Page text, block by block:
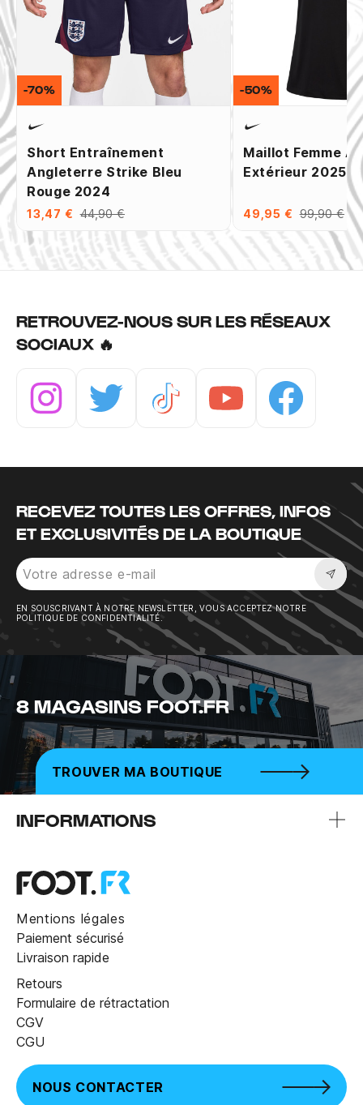
Short Entraînement
Angleterre Strike Bleu
Rouge 2024
13,47 € 44,90 €
-70%
Maillot Femme
Extérieur 2025
49,95 € 99,90 €
-50%
RETROUVEZ-NOUS SUR LES RÉSEAUX
SOCIAUX 🔥
RECEVEZ TOUTES LES OFFRES, INFOS
ET EXCLUSIVITÉS DE LA BOUTIQUE
EN SOUSCRIVANT À NOTRE NEWSLETTER, VOUS ACCEPTEZ NOTRE
POLITIQUE DE CONFIDENTIALITÉ.
8 MAGASINS FOOT.FR
TROUVER MA BOUTIQUE
INFORMATIONS
Mentions légales
Paiement sécurisé
Livraison rapide
Retours
Formulaire de rétractation
CGV
CGU
NOUS CONTACTER